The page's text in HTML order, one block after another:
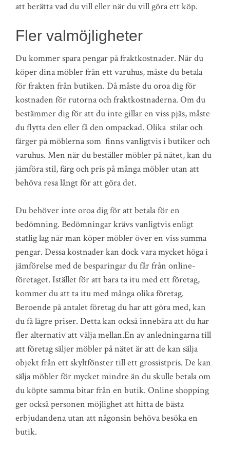
att berätta vad du vill eller när du vill göra ett köp.
Fler valmöjligheter
Du kommer spara pengar på fraktkostnader. När du
köper dina möbler från ett varuhus, måste du betala
för frakten från butiken. Då måste du oroa dig för
kostnaden för rutorna och fraktkostnaderna. Om du
bestämmer dig för att du inte gillar en viss pjäs, måste
du flytta den eller få den ompackad. Olika stilar och
färger på möblerna som finns vanligtvis i butiker och
varuhus. Men när du beställer möbler på nätet, kan du
jämföra stil, färg och pris på många möbler utan att
behöva resa långt för att göra det.
Du behöver inte oroa dig för att betala för en
bedömning. Bedömningar krävs vanligtvis enligt
statlig lag när man köper möbler över en viss summa
pengar. Dessa kostnader kan dock vara mycket höga i
jämförelse med de besparingar du får från online-
företaget. Istället för att bara ta itu med ett företag,
kommer du att ta itu med många olika företag.
Beroende på antalet företag du har att göra med, kan
du få lägre priser. Detta kan också innebära att du har
fler alternativ att välja mellan.En av anledningarna till
att företag säljer möbler på nätet är att de kan sälja
objekt från ett skyltfönster till ett grossistpris. De kan
sälja möbler för mycket mindre än du skulle betala om
du köpte samma bitar från en butik. Online shopping
ger också personen möjlighet att hitta de bästa
erbjudandena utan att någonsin behöva besöka en
butik.